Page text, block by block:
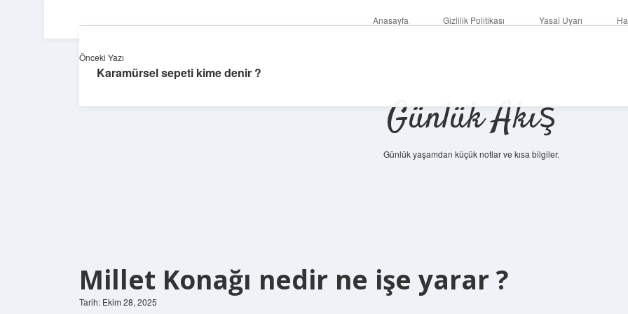
Anasayfa Gizlilik Politikası Yasal Uyarı
Günlük Akış
Günlük yaşamdan küçük notlar ve kısa bilgiler.
Millet Konağı nedir ne işe yarar ?
Tarih: Ekim 28, 2025
Önceki Yazı
Karamürsel sepeti kime denir ?